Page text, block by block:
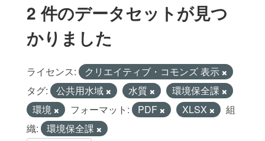
2 件のデータセットが見つ
かりました
ライセンス:
クリエイティブ・コモンズ 表示
タグ:
公共用水域 水質
環境保全課
環境
フォーマット: PDF XLSX
組
織:
環境保全課